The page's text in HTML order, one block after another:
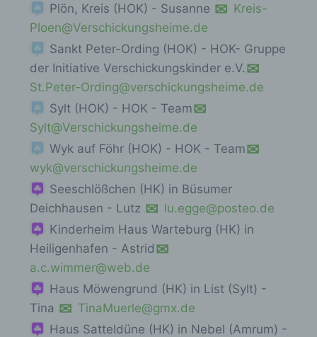
Plön, Kreis (HOK) - Susanne
Kreis-
Ploen@Verschickungsheime.de
Sankt Peter-Ording (HOK) - HOK- Gruppe
der Initiative Verschickungskinder e.V.
St.Peter-Ording@verschickungsheime.de
Sylt (HOK) - HOK - Team
Sylt@Verschickungsheime.de
Wyk auf Föhr (HOK) - HOK - Team
wyk@verschickungsheime.de
Seeschlößchen (HK) in Büsumer
Deichhausen - Lutz
lu.egge@posteo.de
Kinderheim Haus Warteburg (HK) in
Heiligenhafen - Astrid
a.c.wimmer@web.de
Haus Möwengrund (HK) in List (Sylt) -
Tina
TinaMuerle@gmx.de
Haus Satteldüne (HK) in Nebel (Amrum) -